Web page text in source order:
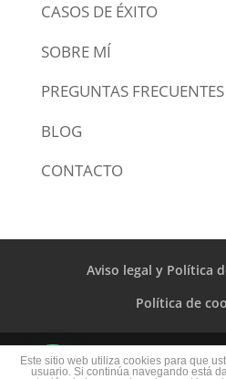
CASOS DE ÉXITO
SOBRE MÍ
PREGUNTAS FRECUENTES
BLOG
CONTACTO
Aviso legal y Política
Política de
© VALORACIÓN
Este sitio web utiliza cookies para que
usuario. Si continúa navegando está